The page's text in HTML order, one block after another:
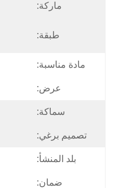
ماركة:
طبقة:
مادة مناسبة:
عرض:
سماكة:
تصميم برغي:
بلد المنشأ:
ضمان: